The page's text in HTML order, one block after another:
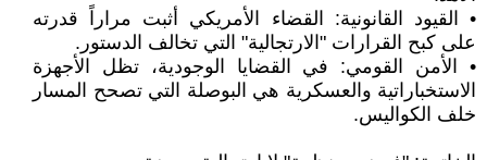
• القيود القانونية: القضاء الأمريكي أثبت مراراً قدرته
على كبح القرارات "الارتجالية" التي تخالف الدستور.
• الأمن القومي: في القضايا الوجودية، تظل الأجهزة
الاستخباراتية والعسكرية هي البوصلة التي تصحح المسار
خلف الكواليس.